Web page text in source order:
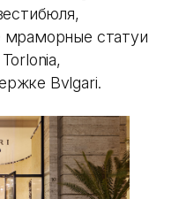
мраморные статуи
Bvlgari.